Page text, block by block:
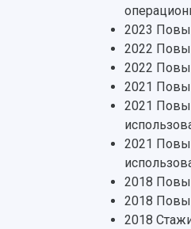
2023
2022
2022
2021
2021
2021
2018
2018
2018